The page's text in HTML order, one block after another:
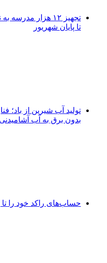
تا پایان شهریور
تولید آب شیرین از باد؛
بدون برق به آب
حساب‌های راکد خود را تا